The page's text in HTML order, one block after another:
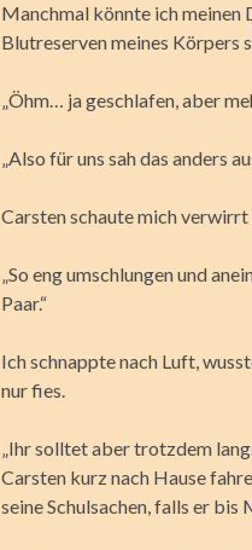
Manchmal könnte ich meinen
Blutreserven meines Körpers
„Öhm… ja geschlafen, aber
„Also für uns sah das anders
Carsten schaute mich verwirrt
„So eng umschlungen und
Paar.“
Ich schnappte nach Luft,
nur fies.
„Ihr solltet aber trotzdem
Carsten kurz nach Hause
seine Schulsachen, falls er